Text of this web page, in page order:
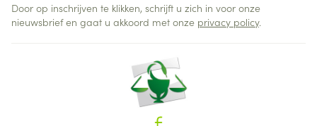
Door op inschrijven te klikken, schrijft u zich in voor onze
nieuwsbrief en gaat u akkoord met onze privacy policy.